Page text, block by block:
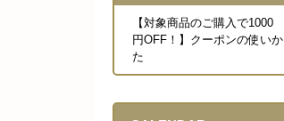
【対象商品のご購入で1000
円OFF！】クーポンの使いか
た